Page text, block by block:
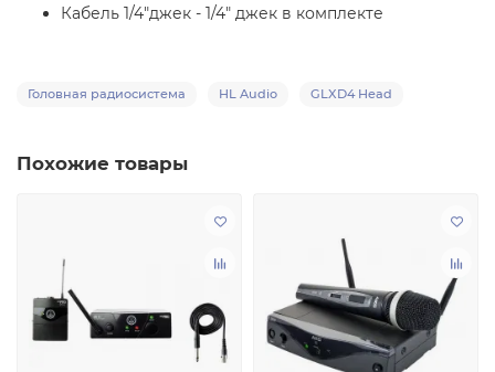
Кабель 1/4"джек - 1/4" джек в комплекте
Головная радиосистема HL Audio GLXD4 Head
Похожие товары